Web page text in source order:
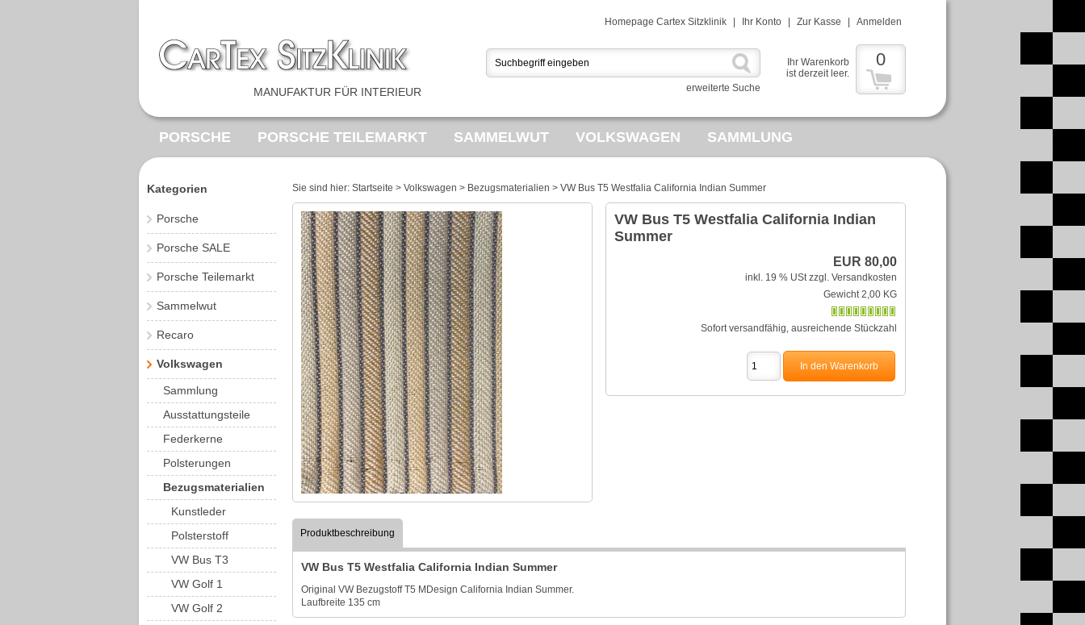
Homepage Cartex Sitzklinik Ihr Konto Zur Kasse Anmelden
MANUFAKTUR FÜR INTERIEUR erweiterte Suche
Ihr Warenkorb
ist derzeit leer.
0
PORSCHE PORSCHE TEILEMARKT SAMMELWUT VOLKSWAGEN SAMMLUNG
OPEL BEZUGSTOFF VINTAGE FAHRRÄDER
Kategorien
Porsche
Porsche SALE
Porsche Teilemarkt
Sammelwut
Recaro
Volkswagen
Sammlung
Ausstattungsteile
Federkerne
Polsterungen
Bezugsmaterialien
Kunstleder
Polsterstoff
VW Bus T3
VW Golf 1
VW Golf 2
Sie sind hier: Startseite > Volkswagen > Bezugsmaterialien > VW Bus T5 Westfalia California Indian Summer
VW Bus T5 Westfalia California Indian
Summer
EUR 80,00
inkl. 19 % UStzzgl. Versandkosten
Gewicht 2,00 KG
Sofort versandfähig, ausreichende Stückzahl
Produktbeschreibung
VW Bus T5 Westfalia California Indian Summer
Original VW Bezugstoff T5 MDesign California Indian Summer.
Laufbreite 135 cm